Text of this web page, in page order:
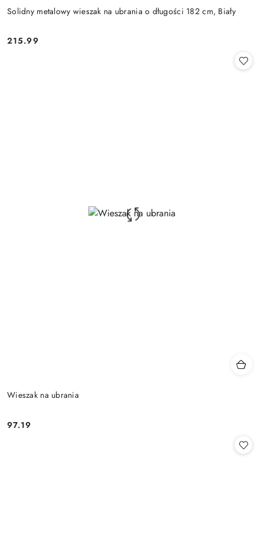
Solidny metalowy wieszak na ubrania o długości 182 cm, Biały
Cena:
215.99
Wieszak na ubrania
Cena:
97.19